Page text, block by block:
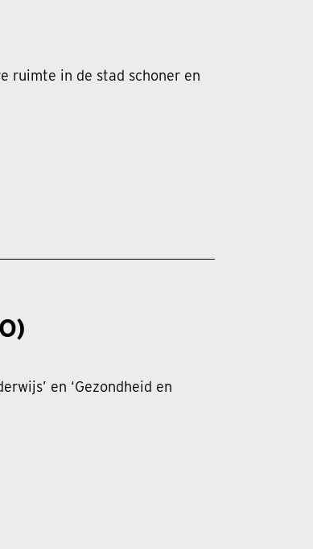
ruimte in de stad schoner en
en ‘Gezondheid en